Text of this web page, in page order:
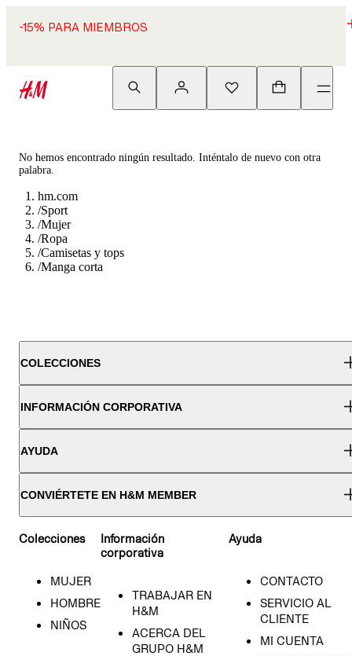
-15% PARA MIEMBROS
No hemos encontrado ningún resultado. Inténtalo de nuevo con otra
palabra.
hm.com
/Sport
/Mujer
/Ropa
/Camisetas y tops
/Manga corta
COLECCIONES
INFORMACIÓN CORPORATIVA
AYUDA
CONVIÉRTETE EN H&M MEMBER
Colecciones
MUJER
HOMBRE
NIÑOS
Información
corporativa
TRABAJAR EN
H&M
ACERCA DEL
GRUPO H&M
Ayuda
CONTACTO
SERVICIO AL
CLIENTE
MI CUENTA